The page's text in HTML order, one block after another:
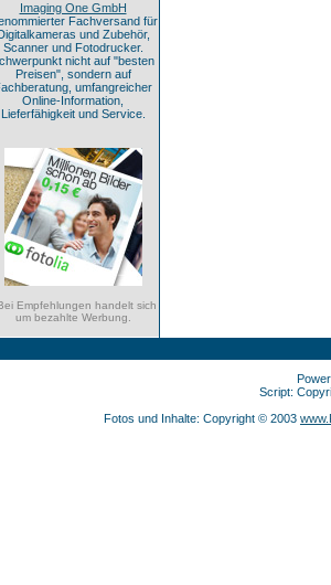
Imaging One GmbH
Fachversand für
und Zubehör,
Scanner und Fotodrucker.
nicht auf "besten
Preisen", sondern auf
umfangreicher
Online-Information,
Lieferfähigkeit und Service.
Empfehlungen handelt sich
um bezahlte Werbung.
Script:
Fotos und Inhalte: Copyright © 2003